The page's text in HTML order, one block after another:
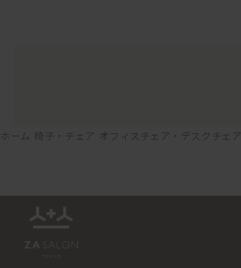
ホーム 椅子・チェア オフィスチェア・デスクチェア